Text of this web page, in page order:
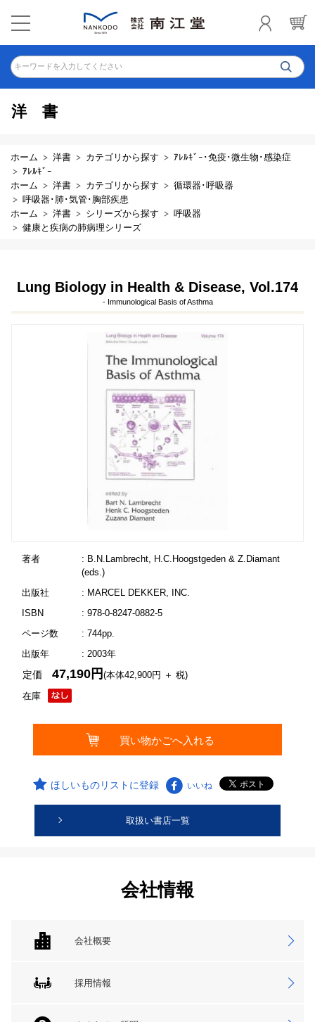
キーワードを入力してください
洋書
ホーム 洋書 カテゴリから探す
ｱﾚﾙｷﾞｰ･免疫･微生物･感染症
ｱﾚﾙｷﾞｰ
ホーム
洋書 カテゴリから探す
循環器･呼吸器
呼吸器･肺･気管･胸部疾患
ホーム
洋書 シリーズから探す
呼吸器
健康と疾病の肺病理シリーズ
Lung Biology in Health & Disease, Vol.174
- Immunological Basis of Asthma
著者
: B.N.Lambrecht, H.C.Hoogstgeden & Z.Diamant
(eds.)
出版社
: MARCEL DEKKER, INC.
ISBN
: 978-0-8247-0882-5
ページ数
: 744pp.
出版年
: 2003年
在庫
定価47,190円(本体42,900円 ＋ 税)
ほしいものリストに登録 いいね
取扱い書店一覧
会社情報
会社概要
採用情報